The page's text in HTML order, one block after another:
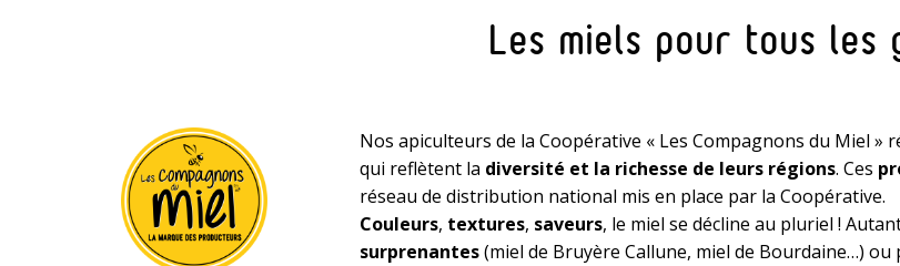
Les miels pour tous les
Nos apiculteurs de la Coopérative « Les Compagnons du Miel »
qui reflètent la diversité et la richesse de leurs régions. Ces
réseau de distribution national mis en place par la Coopérative.
Couleurs, textures, saveurs, le miel se décline au pluriel !
surprenantes(miel de Bruyère Callune, miel de Bourdaine…) ou